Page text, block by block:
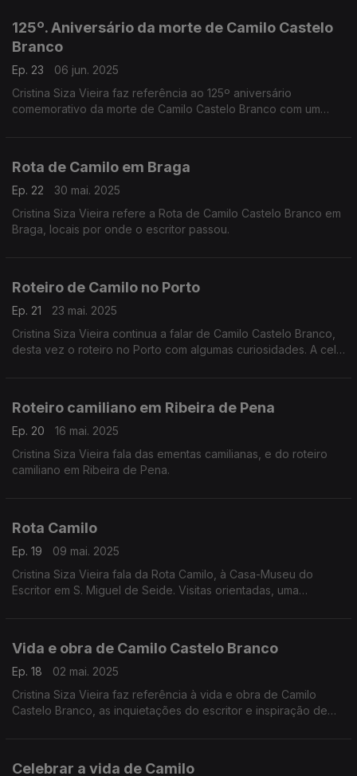
125º. Aniversário da morte de Camilo Castelo
Branco
Ep. 23
06 jun. 2025
Cristina Siza Vieira faz referência ao 125º aniversário
comemorativo da morte de Camilo Castelo Branco com um
Rota de Camilo em Braga
Ep. 22
30 mai. 2025
Cristina Siza Vieira refere a Rota de Camilo Castelo Branco em
Braga, locais por onde o escritor passou.
Roteiro de Camilo no Porto
Ep. 21
23 mai. 2025
Cristina Siza Vieira continua a falar de Camilo Castelo Branco,
desta vez o roteiro no Porto com algumas curiosidades. A cela
Roteiro camiliano em Ribeira de Pena
Ep. 20
16 mai. 2025
Cristina Siza Vieira fala das ementas camilianas, e do roteiro
camiliano em Ribeira de Pena.
Rota Camilo
Ep. 19
09 mai. 2025
Cristina Siza Vieira fala da Rota Camilo, à Casa-Museu do
Escritor em S. Miguel de Seide. Visitas orientadas, uma
Vida e obra de Camilo Castelo Branco
Ep. 18
02 mai. 2025
Cristina Siza Vieira faz referência à vida e obra de Camilo
Castelo Branco, as inquietações do escritor e inspiração de
Celebrar a vida de Camilo